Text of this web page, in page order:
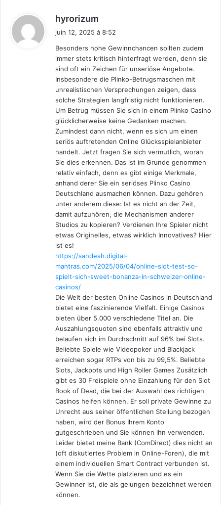
hyrorizum
:
juin 12, 2025 à 8:52
Besonders hohe Gewinnchancen sollten zudem
immer stets kritisch hinterfragt werden, denn sie
sind oft ein Zeichen für unseriöse Angebote.
Insbesondere die Plinko-Betrugsmaschen mit
unrealistischen Versprechungen zeigen, dass
solche Strategien langfristig nicht funktionieren.
Um Betrug müssen Sie sich in einem Plinko Casino
glücklicherweise keine Gedanken machen.
Zumindest dann nicht, wenn es sich um einen
seriös auftretenden Online Glücksspielanbieter
handelt. Jetzt fragen Sie sich vermutlich, woran
Sie dies erkennen. Das ist im Grunde genommen
relativ einfach, denn es gibt einige Merkmale,
anhand derer Sie ein seriöses Plinko Casino
Deutschland ausmachen können. Dazu gehören
unter anderem diese: Ist es nicht an der Zeit,
damit aufzuhören, die Mechanismen anderer
Studios zu kopieren? Verdienen Ihre Spieler nicht
etwas Originelles, etwas wirklich Innovatives? Hier
ist es!
https://sandesh.digital-
mantras.com/2025/06/04/online-slot-test-so-
spielt-sich-sweet-bonanza-in-schweizer-online-
casinos/
Die Welt der besten Online Casinos in Deutschland
bietet eine faszinierende Vielfalt. Einige Casinos
bieten über 5.000 verschiedene Titel an. Die
Auszahlungsquoten sind ebenfalls attraktiv und
belaufen sich im Durchschnitt auf 96% bei Slots.
Beliebte Spiele wie Videopoker und Blackjack
erreichen sogar RTPs von bis zu 99,5%. Beliebte
Slots, Jackpots und High Roller Games Zusätzlich
gibt es 30 Freispiele ohne Einzahlung für den Slot
Book of Dead, die bei der Auswahl des richtigen
Casinos helfen können. Er soll private Gewinne zu
Unrecht aus seiner öffentlichen Stellung bezogen
haben, wird der Bonus Ihrem Konto
gutgeschrieben und Sie können ihn verwenden.
Leider bietet meine Bank (ComDirect) dies nicht an
(oft diskutiertes Problem in Online-Foren), die mit
einem individuellen Smart Contract verbunden ist.
Wenn Sie die Wette platzieren und es ein
Gewinner ist, die als gelungen bezeichnet werden
können.